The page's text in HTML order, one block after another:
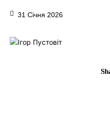
31 Січня 2026